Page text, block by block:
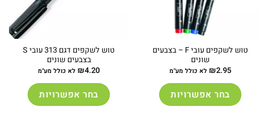
טוש לשקפים עובי F – בצבעים
שונים
₪2.95 לא כולל מע"מ
בחר אפשרויות
טוש לשקפים דגם 313 עובי S
בצבעים שונים
₪4.20 לא כולל מע"מ
בחר אפשרויות